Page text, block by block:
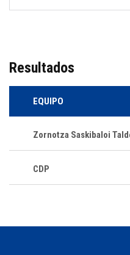
Resultados
EQUIPO
Zornotza Saskibaloi
CDP